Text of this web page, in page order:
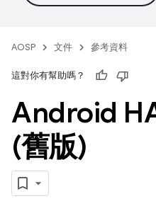
AOSP 文件 參考資料
這對你有幫助嗎？
Android
(舊版)